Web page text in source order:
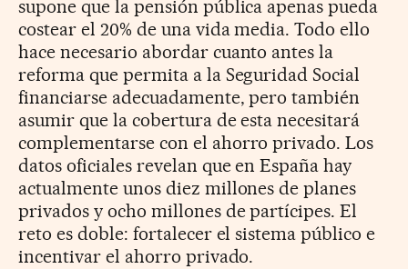
supone que la pensión pública apenas pueda
costear el 20% de una vida media. Todo ello
hace necesario abordar cuanto antes la
reforma que permita a la Seguridad Social
financiarse adecuadamente, pero también
asumir que la cobertura de esta necesitará
complementarse con el ahorro privado. Los
datos oficiales revelan que en España hay
actualmente unos diez millones de planes
privados y ocho millones de partícipes. El
reto es doble: fortalecer el sistema público e
incentivar el ahorro privado.